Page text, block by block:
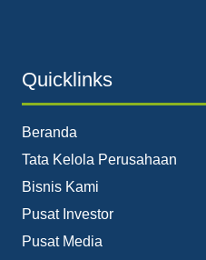
Quicklinks
Beranda
Tata Kelola Perusahaan
Bisnis Kami
Pusat Investor
Pusat Media